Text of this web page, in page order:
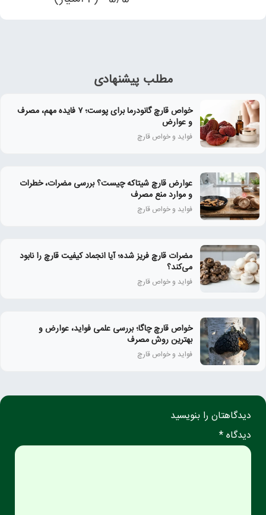
مطلب پیشنهادی
خواص قارچ گانودرما برای پوست؛ ۷ فایده مهم، مصرف
و عوارض
فواید و خواص قارچ
عوارض قارچ شیتاکه چیست؟ بررسی مضرات، خطرات
و موارد منع مصرف
فواید و خواص قارچ
مضرات قارچ فریز شده؛ آیا انجماد کیفیت قارچ را نابود
می‌کند؟
فواید و خواص قارچ
خواص قارچ چاگا؛ بررسی علمی فواید، عوارض و
بهترین روش مصرف
فواید و خواص قارچ
دیدگاهتان را بنویسید
دیدگاه *